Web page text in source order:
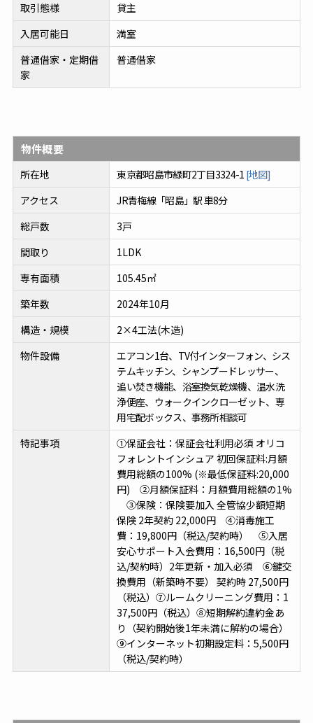
取引態様
貸主
入居可能日
満室
普通借家・定期借
家
普通借家
物件概要
所在地 東京都昭島市緑町2丁目3324-1 [地図]
アクセス
JR青梅線「昭島」駅 車8分
総戸数
3戸
間取り
1LDK
専有面積
105.45㎡
築年数
2024年10月
構造・規模
2×4工法(木造)
物件設備
エアコン1台、TV付インターフォン、シス
テムキッチン、シャンプードレッサー、
追い焚き機能、浴室換気乾燥機、温水洗
浄便座、ウォークインクローゼット、専
用宅配ボックス、事務所相談可
特記事項
①保証会社：保証会社利用必須 オリコ
フォレントインシュア 初回保証料:月額
費用総額の100% (※最低保証料:20,000
円) ②月額保証料：月額費用総額の1%
③保険：保険要加入 全管協少額短期
保険 2年契約 22,000円 ④消毒施工
費：19,800円（税込/契約時） ⑤入居
安心サポート入会費用：16,500円（税
込/契約時）2年更新・加入必須 ⑥鍵交
換費用（新築時不要） 契約時 27,500円
（税込）⑦ルームクリーニング費用：1
37,500円（税込）⑧短期解約違約金あ
り（契約開始後1年未満に解約の場合）
⑨インターネット初期設定料：5,500円
（税込/契約時）